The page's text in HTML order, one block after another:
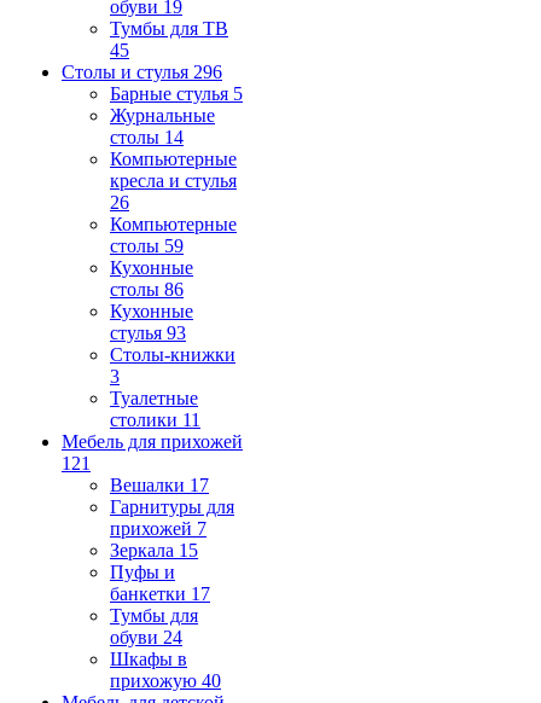
обуви 19
Тумбы для ТВ
45
Столы и стулья 296
Барные стулья 5
Журнальные
столы 14
Компьютерные
кресла и стулья
26
Компьютерные
столы 59
Кухонные
столы 86
Кухонные
стулья 93
Столы-книжки
3
Туалетные
столики 11
Мебель для прихожей
121
Вешалки 17
Гарнитуры для
прихожей 7
Зеркала 15
Пуфы и
банкетки 17
Тумбы для
обуви 24
Шкафы в
прихожую 40